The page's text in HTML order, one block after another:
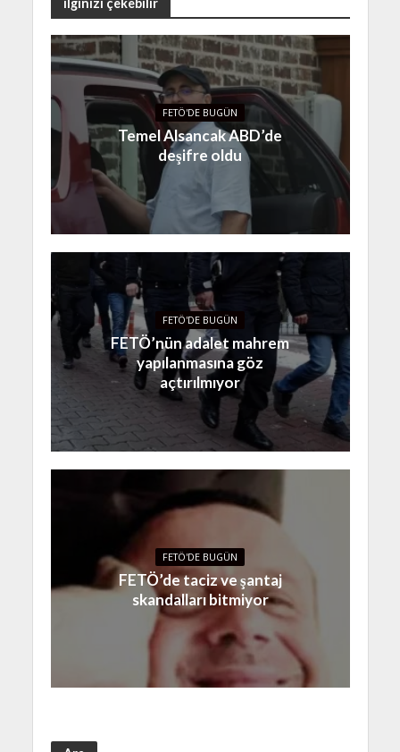
ilginizi çekebilir
FETÖ'DE BUGÜN
Temel Alsancak ABD’de
deşifre oldu
FETÖ'DE BUGÜN
FETÖ’nün adalet mahrem
yapılanmasına göz
açtırılmıyor
FETÖ'DE BUGÜN
FETÖ’de taciz ve şantaj
skandalları bitmiyor